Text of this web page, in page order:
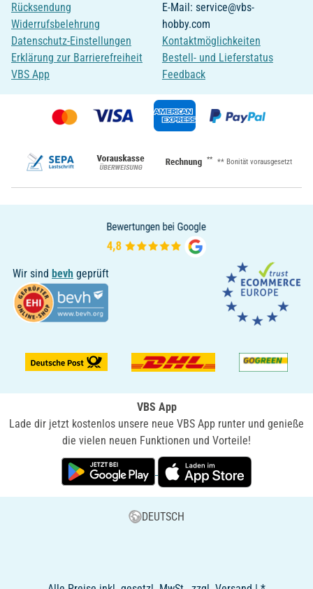
Rücksendung
Widerrufsbelehrung
Datenschutz-Einstellungen
Erklärung zur Barrierefreiheit
VBS App
E-Mail: service@vbs-
hobby.com
Kontaktmöglichkeiten
Bestell- und Lieferstatus
Feedback
** ** Bonität vorausgesetzt
Wir sind bevh geprüft
VBS App
Lade dir jetzt kostenlos unsere neue VBS App runter und genieße
die vielen neuen Funktionen und Vorteile!
DEUTSCH